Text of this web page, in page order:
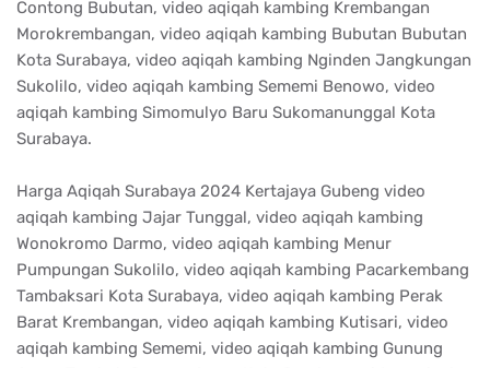
Contong Bubutan, video aqiqah kambing Krembangan
Morokrembangan, video aqiqah kambing Bubutan Bubutan
Kota Surabaya, video aqiqah kambing Nginden Jangkungan
Sukolilo, video aqiqah kambing Sememi Benowo, video
aqiqah kambing Simomulyo Baru Sukomanunggal Kota
Surabaya.
Harga Aqiqah Surabaya 2024 Kertajaya Gubeng video
aqiqah kambing Jajar Tunggal, video aqiqah kambing
Wonokromo Darmo, video aqiqah kambing Menur
Pumpungan Sukolilo, video aqiqah kambing Pacarkembang
Tambaksari Kota Surabaya, video aqiqah kambing Perak
Barat Krembangan, video aqiqah kambing Kutisari, video
aqiqah kambing Sememi, video aqiqah kambing Gunung